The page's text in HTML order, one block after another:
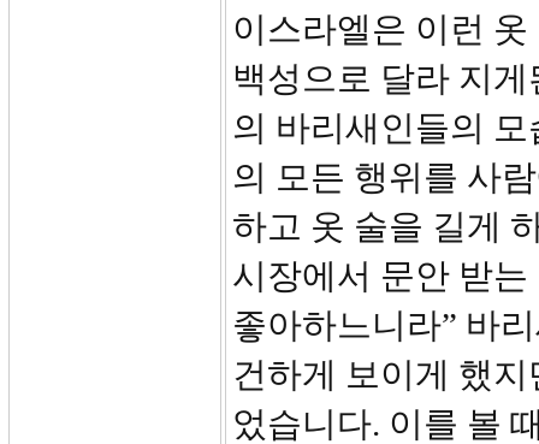
이스라엘은 이런
백성으로 달라 지
의 바리새인들의
의 모든 행위를 사
하고 옷 술을 길게
시장에서 문안 받
좋아하느니라” 바
건하게 보이게 했
었습니다. 이를 볼